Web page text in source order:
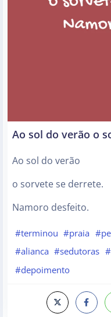
Ao sol do verão o
Ao sol do verão
o sorvete se derrete.
Namoro desfeito.
#terminou #praia
#alianca #sedutoras
#depoimento